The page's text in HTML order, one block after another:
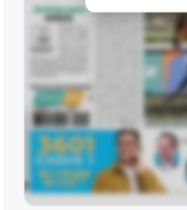
JUILLET 26, 2026 16
Vol d’Argent :
JUILLET 25, 2026 15
Britania : Deuxième
lauréate d’une classe
JUILLET 22, 2026 19